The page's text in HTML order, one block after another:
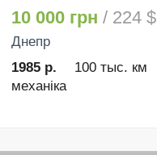
10 000 грн / 224 $
Днепр
1985 р.
100 тыс. км
механіка